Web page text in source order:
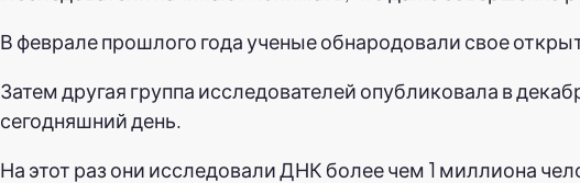
В феврале прошлого года ученые обнародовали свое
Затем другая группа исследователей опубликовала в
сегодняшний день.
На этот раз они исследовали ДНК более чем 1 миллиона